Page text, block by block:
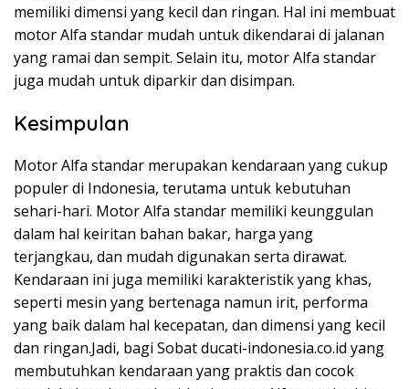
memiliki dimensi yang kecil dan ringan. Hal ini membuat
motor Alfa standar mudah untuk dikendarai di jalanan
yang ramai dan sempit. Selain itu, motor Alfa standar
juga mudah untuk diparkir dan disimpan.
Kesimpulan
Motor Alfa standar merupakan kendaraan yang cukup
populer di Indonesia, terutama untuk kebutuhan
sehari-hari. Motor Alfa standar memiliki keunggulan
dalam hal keiritan bahan bakar, harga yang
terjangkau, dan mudah digunakan serta dirawat.
Kendaraan ini juga memiliki karakteristik yang khas,
seperti mesin yang bertenaga namun irit, performa
yang baik dalam hal kecepatan, dan dimensi yang kecil
dan ringan.Jadi, bagi Sobat ducati-indonesia.co.id yang
membutuhkan kendaraan yang praktis dan cocok